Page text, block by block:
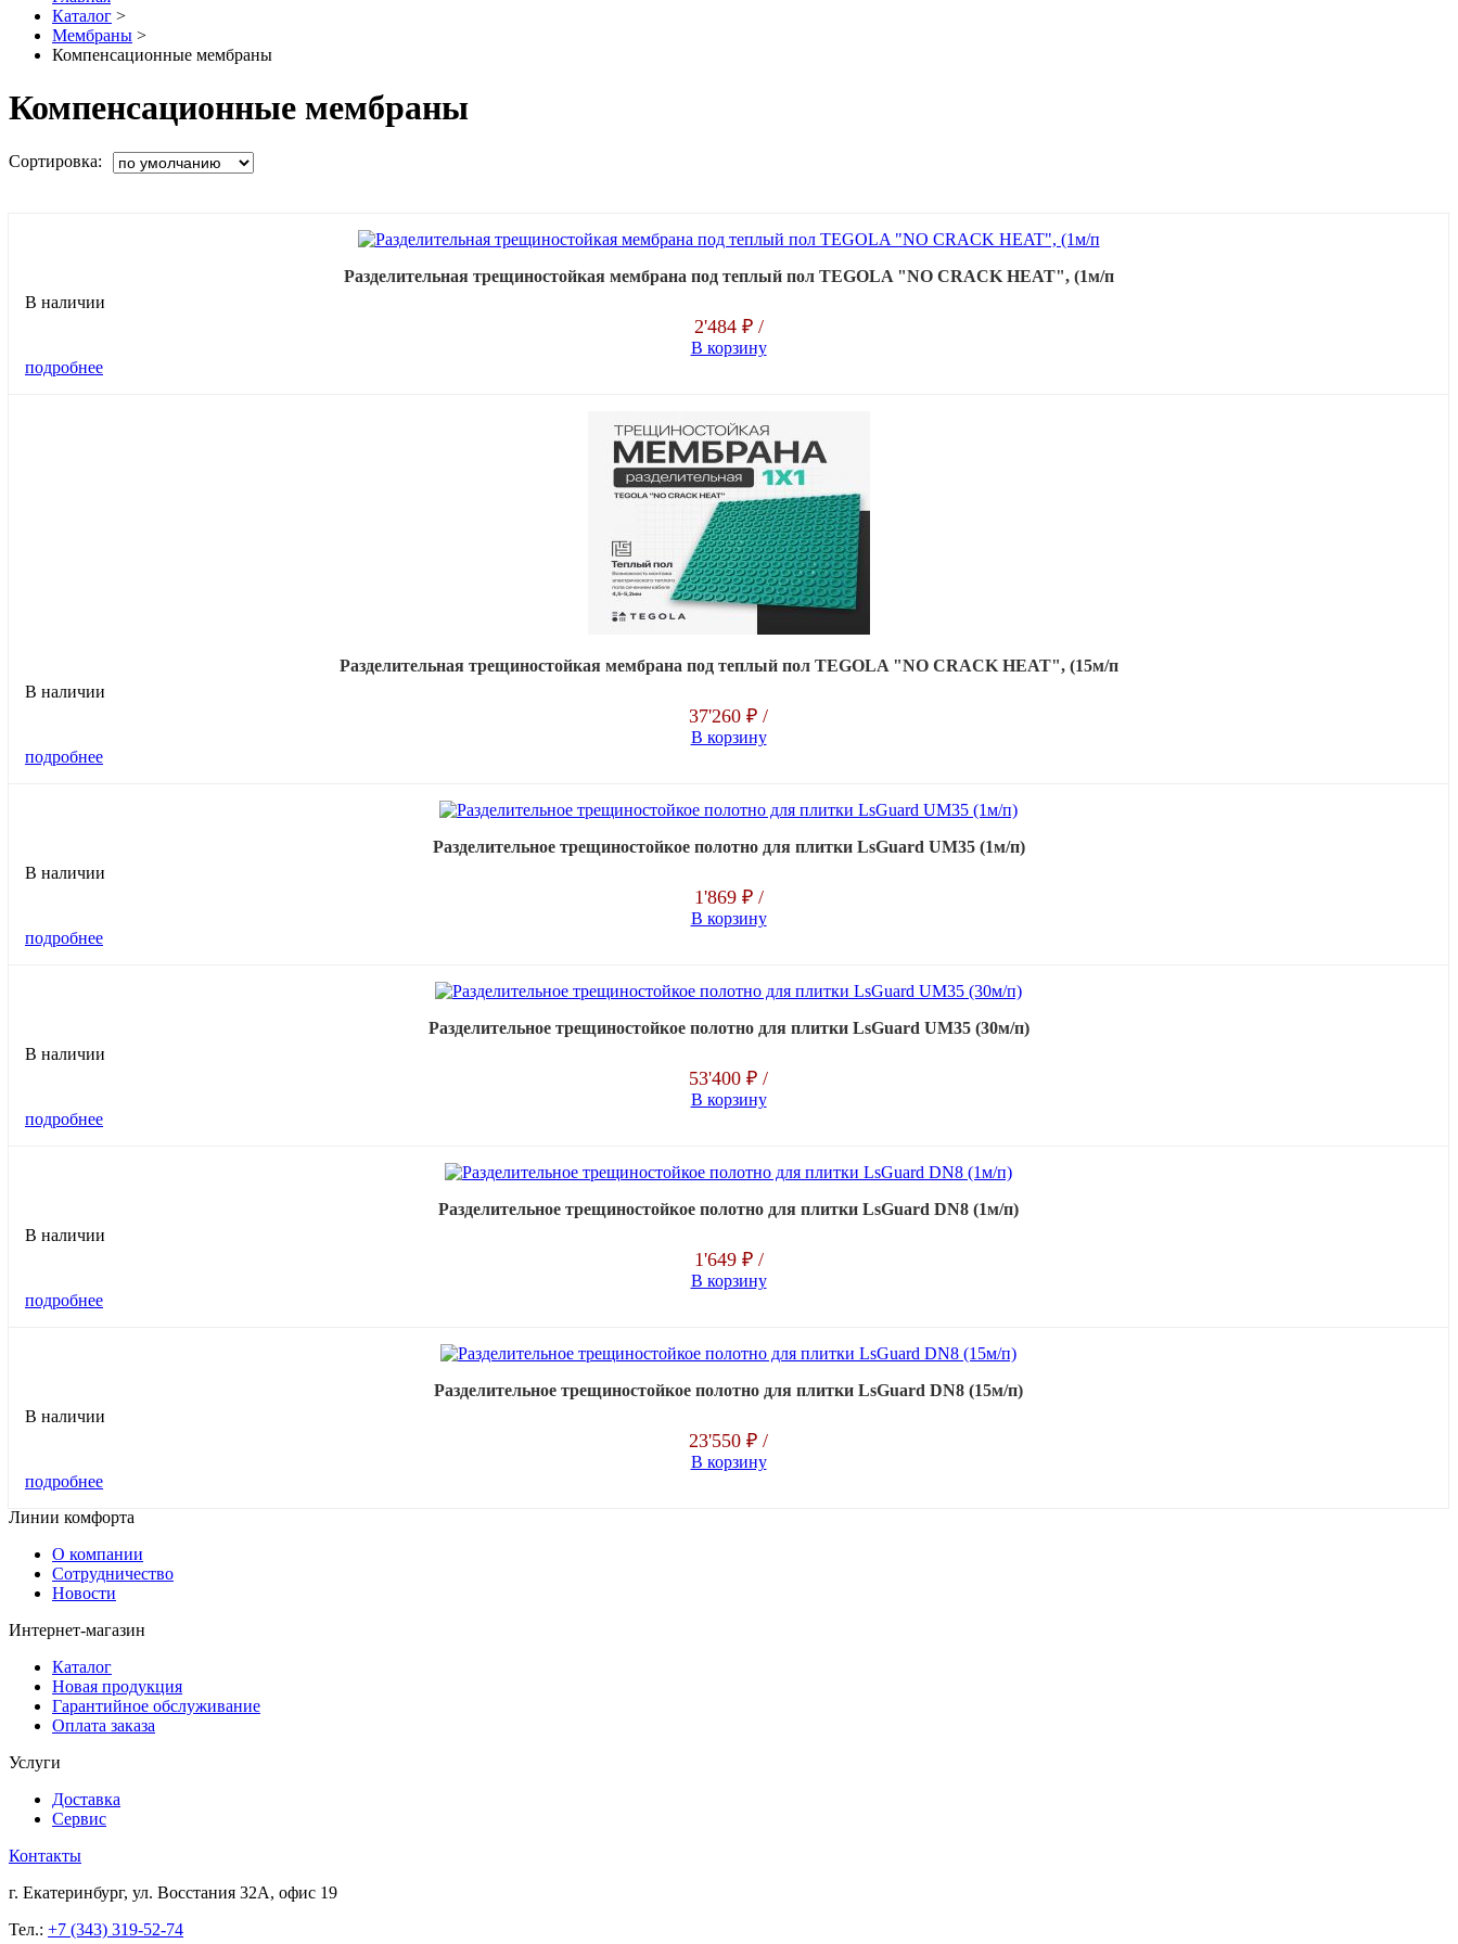
Каталог >
Мембраны >
Компенсационные мембраны
Компенсационные мембраны
Сортировка:
Разделительная трещиностойкая мембрана под теплый пол TEGOLA "NO CRACK HEAT", (1м/п
В наличии
2'484 ₽ /
В корзину
подробнее
Разделительная трещиностойкая мембрана под теплый пол TEGOLA "NO CRACK HEAT", (15м/п
В наличии
37'260 ₽ /
В корзину
подробнее
Разделительное трещиностойкое полотно для плитки LsGuard UM35 (1м/п)
В наличии
1'869 ₽ /
В корзину
подробнее
Разделительное трещиностойкое полотно для плитки LsGuard UM35 (30м/п)
В наличии
53'400 ₽ /
В корзину
подробнее
Разделительное трещиностойкое полотно для плитки LsGuard DN8 (1м/п)
В наличии
1'649 ₽ /
В корзину
подробнее
Разделительное трещиностойкое полотно для плитки LsGuard DN8 (15м/п)
В наличии
23'550 ₽ /
В корзину
подробнее
Линии комфорта
О компании
Сотрудничество
Новости
Интернет-магазин
Каталог
Новая продукция
Гарантийное обслуживание
Оплата заказа
Услуги
Доставка
Сервис
Контакты
г. Екатеринбург, ул. Восстания 32А, офис 19
Тел.: +7 (343) 319-52-74